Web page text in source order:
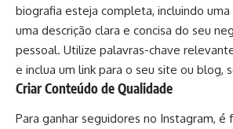
biografia esteja completa, incluindo
uma descrição clara e concisa do seu
pessoal. Utilize palavras-chave
e inclua um link para o seu site ou blog,
Criar Conteúdo de Qualidade
Para ganhar seguidores no Instagram, é